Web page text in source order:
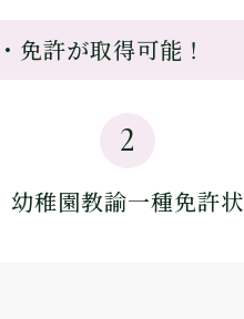
免許が取得可能！
2
幼稚園教諭一種免許状